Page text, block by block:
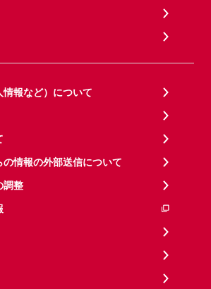
報など）について
情報の外部送信について
調整